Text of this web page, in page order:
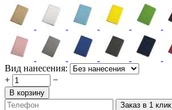
Вид нанесения:
+
−
В корзину
Заказ в 1 клик